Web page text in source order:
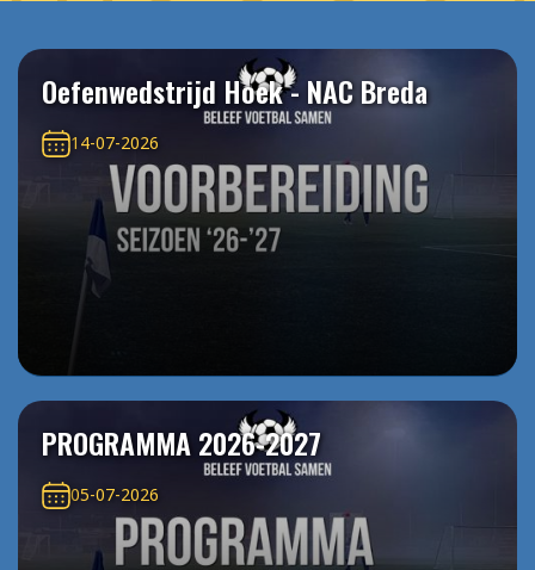
Oefenwedstrijd Hoek - NAC Breda
14-07-2026
PROGRAMMA 2026-2027
05-07-2026